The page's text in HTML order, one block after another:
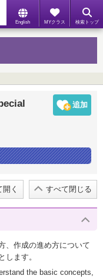
English MYクラス 検索トップ
く すべて閉じる
、作成の進め方について
します。
the basic concepts,